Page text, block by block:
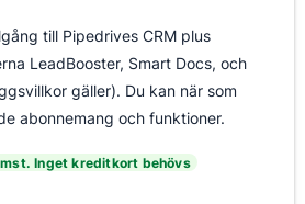
till Pipedrives CRM plus
LeadBooster, Smart Docs, och
gäller). Du kan när som
abonnemang och funktioner.
Inget kreditkort behövs